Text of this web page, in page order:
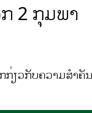
2 ກຸມພາ
ຽວກັບຄວາມສຳຄັ